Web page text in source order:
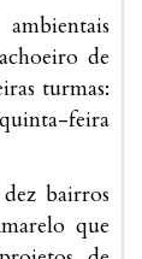
de
turmas:
feira
bairros
que